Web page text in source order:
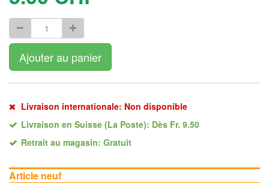
Ajouter au panier
Livraison internationale: Non disponible
Livraison en Suisse (La Poste): Dès Fr. 9.50
Retrait au magasin: Gratuit
Article neuf